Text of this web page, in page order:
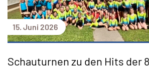
15. Juni 2026
Schauturnen zu den Hits der